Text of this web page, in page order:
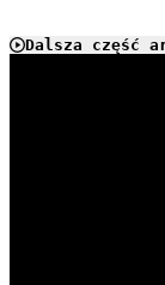
Dalsza część